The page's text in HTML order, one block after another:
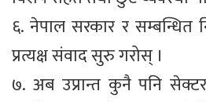
६. नेपाल सरकार र सम्बन्धित
प्रत्यक्ष संवाद सुरु गरोस् ।
७. अब उप्रान्त कुनै पनि